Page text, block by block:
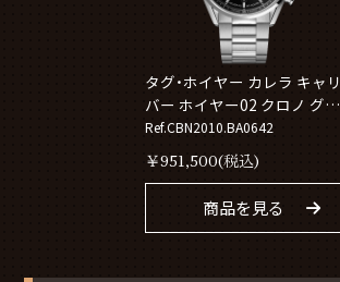
タグ・ホイヤー カレラ キャリ
バー ホイヤー02 クロノ グラ
フ CBN2010.BA0642
Ref.CBN2010.BA0642
￥951,500(税込)
商品を見る